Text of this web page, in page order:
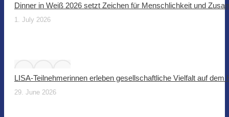
Dinner in Weiß 2026 setzt Zeichen für Menschlichkeit und
1. July 2026
LISA-Teilnehmerinnen erleben gesellschaftliche Vielfalt auf dem
29. June 2026